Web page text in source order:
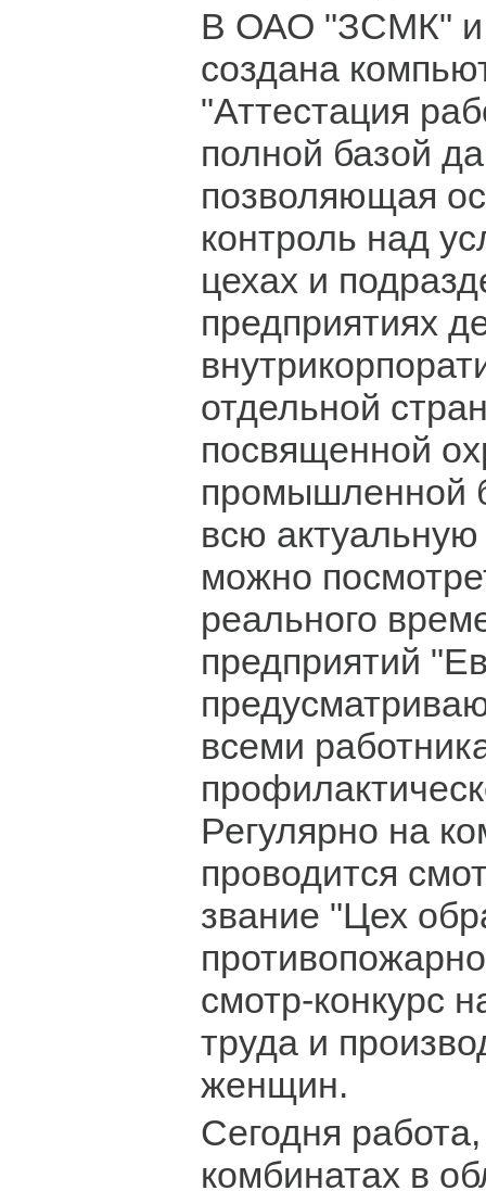
В ОАО "ЗСМК"
создана
"Аттестация
полной базой
позволяющая
контроль над
цехах и
предприятиях
отдельной
посвященной
промышленной
всю
можно
реального
предприятий
всеми
Регулярно на
проводится
звание "Цех
смотр-конкурс
труда и
женщин.
Сегодня
комбинатах в